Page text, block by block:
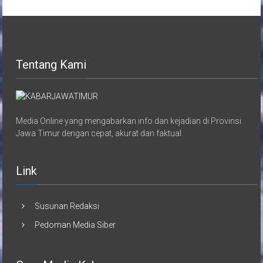
Tentang Kami
Media Online yang mengabarkan info dan kejadian di Provinsi
Jawa Timur dengan cepat, akurat dan faktual.
Link
Susunan Redaksi
Pedoman Media Siber